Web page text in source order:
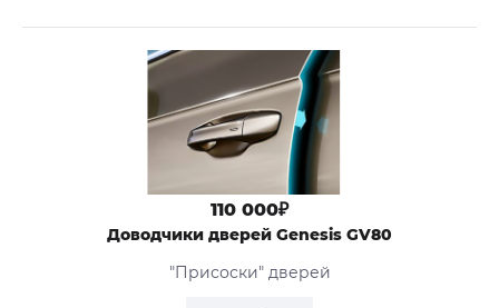
110 000₽
Доводчики дверей Genesis GV80
"Присоски" дверей